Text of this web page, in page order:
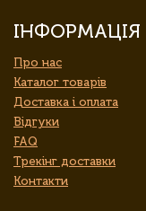
ІНФОРМАЦІЯ
Про нас
Каталог товарів
Доставка і оплата
Відгуки
FAQ
Трекінг доставки
Контакти